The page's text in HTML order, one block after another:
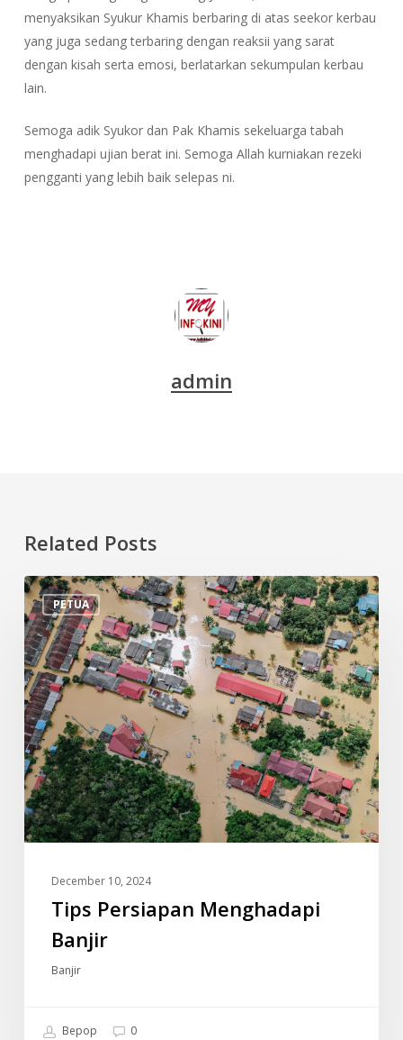
menyaksikan Syukur Khamis berbaring di atas seekor kerbau
yang juga sedang terbaring dengan reaksii yang sarat
dengan kisah serta emosi, berlatarkan sekumpulan kerbau
lain.
Semoga adik Syukor dan Pak Khamis sekeluarga tabah
menghadapi ujian berat ini. Semoga Allah kurniakan rezeki
pengganti yang lebih baik selepas ni.
admin
Related Posts
PETUA
Tips
Persiapan
Menghadapi
Banjir
December 10, 2024
Tips Persiapan Menghadapi
Banjir
Banjir
Bepop 0